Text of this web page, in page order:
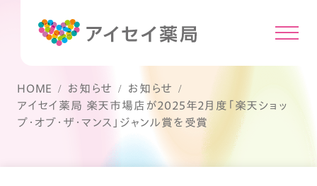
HOME お知らせ
お知らせ
アイセイ薬局 楽天市場店が2025年2月度「楽天ショッ
プ・オブ・ザ・マンス」ジャンル賞を受賞